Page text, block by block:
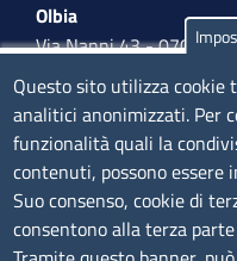
Olbia
Via Nanni 43 - 07026
Tel. 0789 66122 | 0789
mail:
lunedì al venerdì: 9,00 -
- 17,00
Questo sito utilizza cookie
analitici anonimizzati. Per
funzionalità quali la
contenuti, possono essere
Suo consenso, cookie di
consentono alla terza